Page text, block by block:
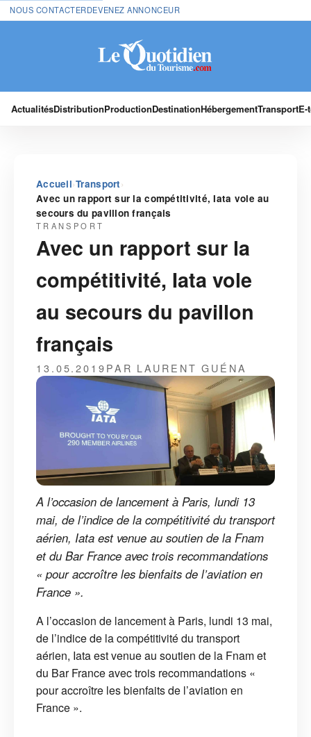
NOUS CONTACTERDEVENEZ ANNONCEUR
ActualitésDistributionProductionDestinationHébergementTransport
Accueil›Transport ›
Avec un rapport sur la compétitivité, Iata vole au
secours du pavillon français
TRANSPORT
Avec un rapport sur la
compétitivité, Iata vole
au secours du pavillon
français
13.05.2019PAR LAURENT GUÉNA
A l’occasion de lancement à Paris, lundi 13
mai, de l’indice de la compétitivité du transport
aérien, Iata est venue au soutien de la Fnam
et du Bar France avec trois recommandations
« pour accroître les bienfaits de l’aviation en
France ».
A l’occasion de lancement à Paris, lundi 13 mai,
de l’indice de la compétitivité du transport
aérien, Iata est venue au soutien de la Fnam et
du Bar France avec trois recommandations «
pour accroître les bienfaits de l’aviation en
France ».